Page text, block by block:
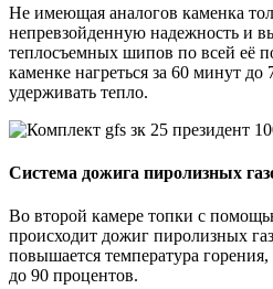
Не имеющая аналогов каменка
непревзойденную надежность и
теплосъемных шипов по всей её
каменке нагреться за 60 минут до
удерживать тепло.
Система дожига пиролизных
Во второй камере топки с
происходит дожиг пиролизных
повышается температура
до 90 процентов.